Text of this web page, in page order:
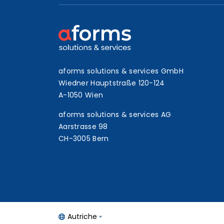
aforms solutions & services GmbH
Wiedner Hauptstraße 120-124
A-1050 Wien
aforms solutions & services AG
Aarstrasse 98
CH-3005 Bern
Autriche